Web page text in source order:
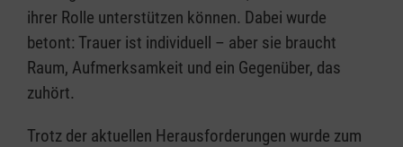
ihrer Rolle unterstützen können. Dabei wurde
betont: Trauer ist individuell – aber sie braucht
Raum, Aufmerksamkeit und ein Gegenüber, das
zuhört.
Trotz der aktuellen Herausforderungen wurde zum